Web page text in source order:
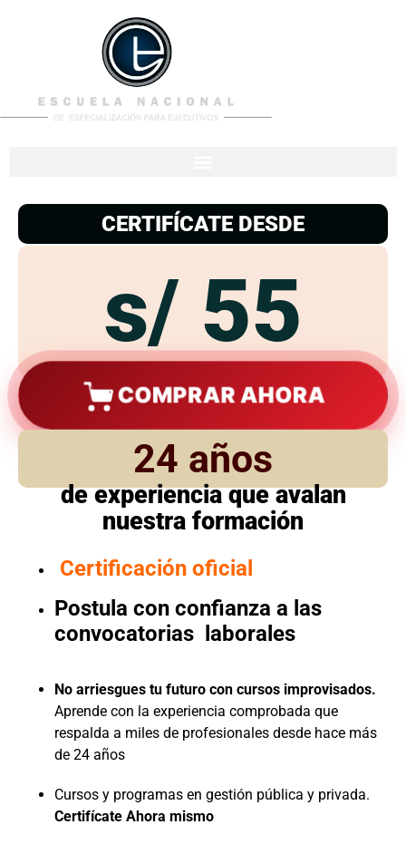
CERTIFÍCATE DESDE
s/ 55
COMPRAR AHORA
24 años
de experiencia que avalan
nuestra formación
Certificación oficial
Postula con confianza a las
convocatorias laborales
No arriesgues tu futuro con cursos improvisados.
Aprende con la experiencia comprobada que
respalda a miles de profesionales desde hace más
de 24 años
Cursos y programas en gestión pública y privada.
Certifícate Ahora mismo